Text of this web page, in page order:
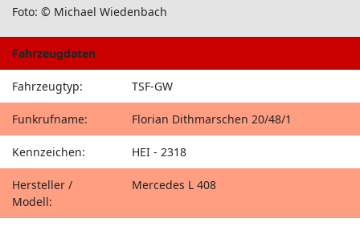
Foto: © Michael Wiedenbach
Fahrzeugdaten
Fahrzeugtyp: TSF-GW
Funkrufname: Florian Dithmarschen 20/48/1
Kennzeichen: HEI - 2318
Hersteller /
Modell:
Mercedes L 408